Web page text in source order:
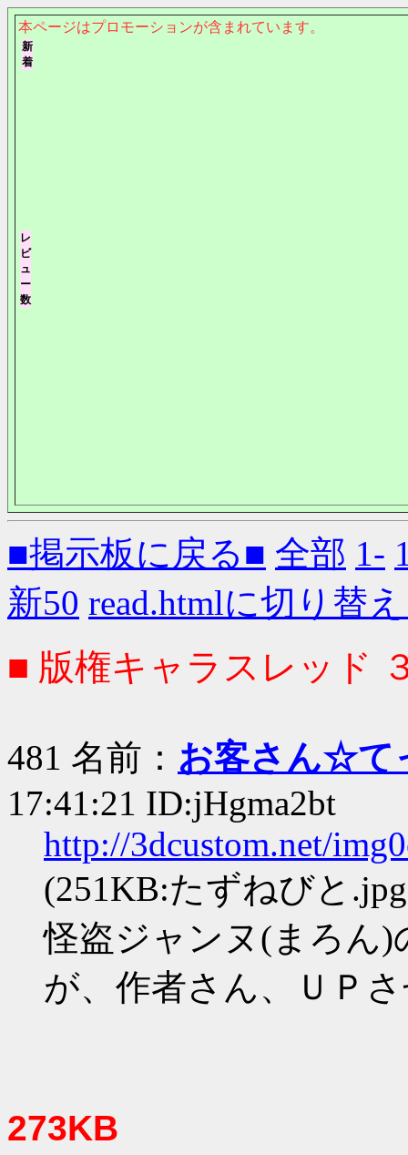
本ページはプロモーションが含まれています。
■掲示板に戻る■ 全部 1-
新50 read.htmlに切り替
■ 版権キャラスレッド
481 名前： お客さん☆て
17:41:21 ID:jHgma2bt
http://3dcustom.net/
(251KB:たずねびと
怪盗ジャンヌ(まろん
が、作者さん、ＵＰ
273KB